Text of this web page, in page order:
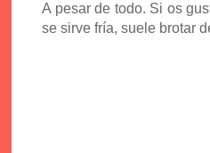
A pesar de todo. Si os
se sirve fría, suele brotar